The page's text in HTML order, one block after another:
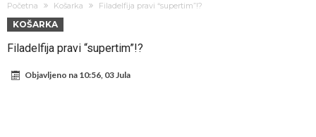
napokon poznat
Engleski reprezentativac optužen za napad u noćnom klubu
Početna Košarka Filadelfija pravi “supertim”!?
KOŠARKA
Filadelfija pravi “supertim”!?
Objavljeno na 10:56, 03 Jula